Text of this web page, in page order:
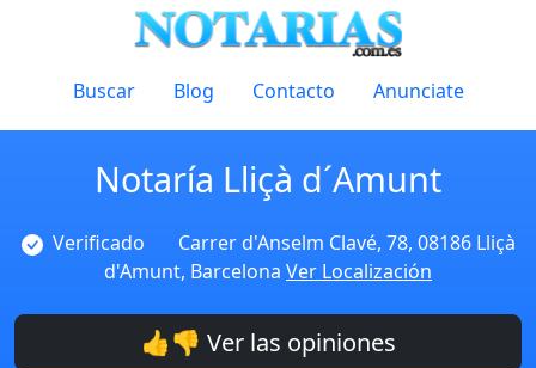
Buscar Blog Contacto Anunciate
Notaría Lliçà d´Amunt
Verificado
Carrer d'Anselm Clavé, 78, 08186 Lliçà
d'Amunt, Barcelona Ver Localización
👍👎 Ver las opiniones